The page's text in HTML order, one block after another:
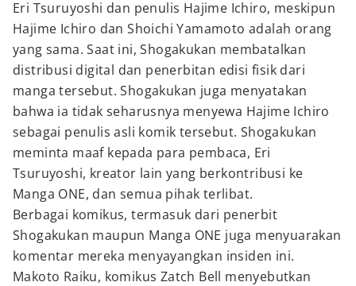
Eri Tsuruyoshi dan penulis Hajime Ichiro, meskipun
Hajime Ichiro dan Shoichi Yamamoto adalah orang
yang sama. Saat ini, Shogakukan membatalkan
distribusi digital dan penerbitan edisi fisik dari
manga tersebut. Shogakukan juga menyatakan
bahwa ia tidak seharusnya menyewa Hajime Ichiro
sebagai penulis asli komik tersebut. Shogakukan
meminta maaf kepada para pembaca, Eri
Tsuruyoshi, kreator lain yang berkontribusi ke
Manga ONE, dan semua pihak terlibat.
Berbagai komikus, termasuk dari penerbit
Shogakukan maupun Manga ONE juga menyuarakan
komentar mereka menyayangkan insiden ini.
Makoto Raiku, komikus Zatch Bell menyebutkan